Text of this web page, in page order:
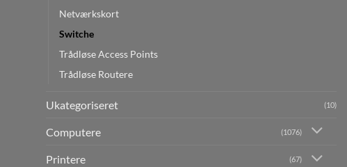
Netværkskort
Switche
Trådløse Access Points
Trådløse Routere
Ukategoriseret (10)
Computere (1076)
Printere (67)